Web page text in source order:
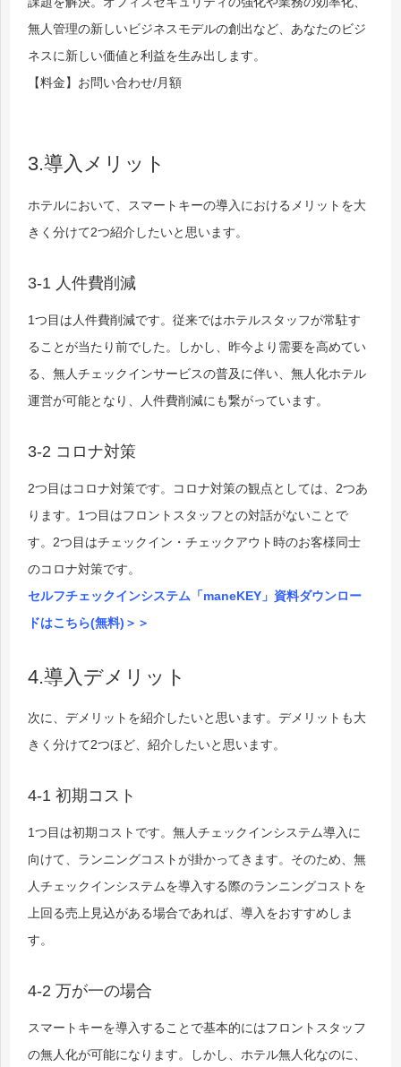
無人管理の新しいビジネスモデルの創出など、あなたのビジ
ネスに新しい価値と利益を生み出します。
【料金】お問い合わせ/月額
3.導入メリット
ホテルにおいて、スマートキーの導入におけるメリットを大
きく分けて2つ紹介したいと思います。
3-1 人件費削減
1つ目は人件費削減です。従来ではホテルスタッフが常駐す
ることが当たり前でした。しかし、昨今より需要を高めてい
る、無人チェックインサービスの普及に伴い、無人化ホテル
運営が可能となり、人件費削減にも繋がっています。
3-2 コロナ対策
2つ目はコロナ対策です。コロナ対策の観点としては、2つあ
ります。1つ目はフロントスタッフとの対話がないことで
す。2つ目はチェックイン・チェックアウト時のお客様同士
のコロナ対策です。
セルフチェックインシステム「maneKEY」資料ダウンロー
ドはこちら(無料)＞＞
4.導入デメリット
次に、デメリットを紹介したいと思います。デメリットも大
きく分けて2つほど、紹介したいと思います。
4-1 初期コスト
1つ目は初期コストです。無人チェックインシステム導入に
向けて、ランニングコストが掛かってきます。そのため、無
人チェックインシステムを導入する際のランニングコストを
上回る売上見込がある場合であれば、導入をおすすめしま
す。
4-2 万が一の場合
スマートキーを導入することで基本的にはフロントスタッフ
の無人化が可能になります。しかし、ホテル無人化なのに、